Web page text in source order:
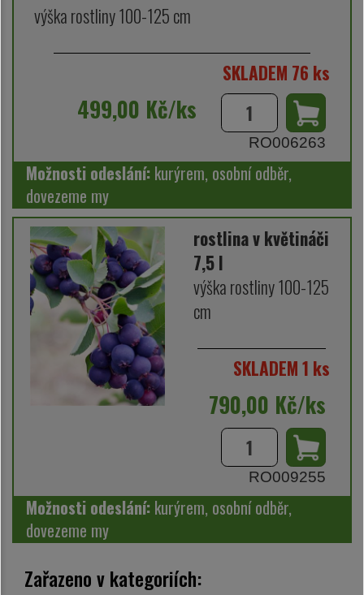
výška rostliny 100-125 cm
SKLADEM 76 ks
499,00 Kč/ks
RO006263
Možnosti odeslání: kurýrem, osobní odběr,
dovezeme my
rostlina v květináči
7,5 l
výška rostliny 100-125
cm
SKLADEM 1 ks
790,00 Kč/ks
RO009255
Možnosti odeslání: kurýrem, osobní odběr,
dovezeme my
Zařazeno v kategoriích: